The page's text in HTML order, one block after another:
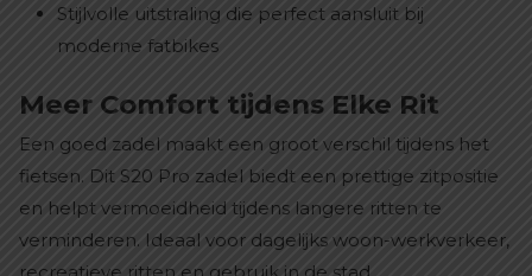
Stijlvolle uitstraling die perfect aansluit bij
moderne fatbikes
Meer Comfort tijdens Elke Rit
Een goed zadel maakt een groot verschil tijdens het
fietsen. Dit S20 Pro zadel biedt een prettige zitpositie
en helpt vermoeidheid tijdens langere ritten te
verminderen. Ideaal voor dagelijks woon-werkverkeer,